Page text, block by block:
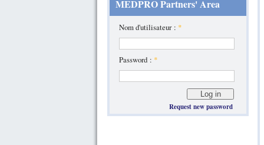
MEDPRO Partners' Area
Nom d'utilisateur : *
Password : *
Request new password